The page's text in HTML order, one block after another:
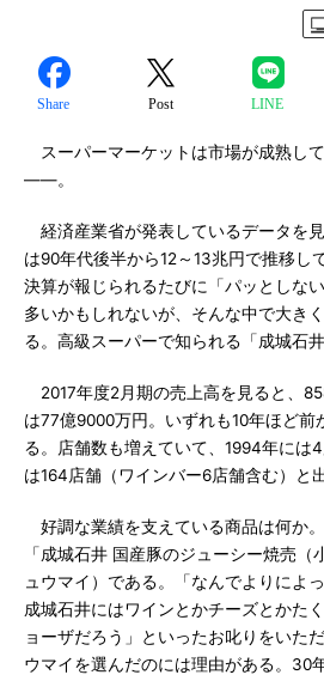
Share Post LINE
スーパーマーケットは市場が成熟し
――。
経済産業省が発表しているデータを
は90年代後半から12～13兆円で推移し
決算が報じられるたびに「パッとしな
多いかもしれないが、そんな中で大き
る。高級スーパーで知られる「成城石井
2017年度2月期の売上高を見ると、
は77億9000万円。いずれも10年ほど前
る。店舗数も増えていて、1994年には
は164店舗（ワインバー6店舗含む）と
好調な業績を支えている商品は何か
「成城石井 国産豚のジューシー焼売（
ュウマイ）である。「なんでよりによ
成城石井にはワインとかチーズとかた
ョーザだろう」といったお叱りをいた
ウマイを選んだのには理由がある。30